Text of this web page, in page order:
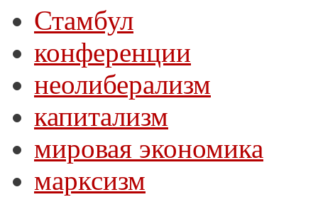
Стамбул
конференции
неолиберализм
капитализм
мировая экономика
марксизм